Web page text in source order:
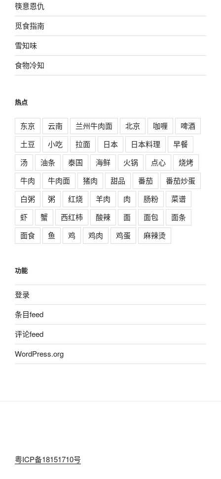
筷意恩仇
觅食指南
雪知味
食物冷知
热点
东京 云南 兰州牛肉面 北京 咖喱
啤酒
土豆
小吃 拉面 日本 日本料理
早餐
汤
油条 泰国 海鲜 火锅 点心
烧烤
牛肉
牛肉面 猪肉 甜品 番茄
番茄炒蛋
白粥
粥 红烧 羊肉 肉 肠粉
菜谱
虾
蟹 西红柿 酸辣 面 面包
面条
面食
鱼 鸡 鸡肉 鸡蛋 麻辣烫
功能
登录
条目feed
评论feed
WordPress.org
粤ICP备18151710号